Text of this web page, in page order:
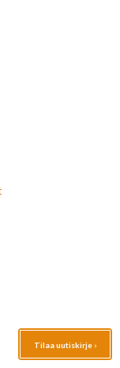
Tilaa uutiskirje ›